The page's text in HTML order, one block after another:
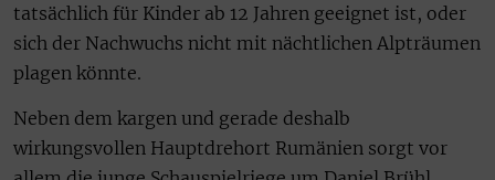
tatsächlich für Kinder ab 12 Jahren geeignet ist, oder
sich der Nachwuchs nicht mit nächtlichen Alpträumen
plagen könnte.
Neben dem kargen und gerade deshalb
wirkungsvollen Hauptdrehort Rumänien sorgt vor